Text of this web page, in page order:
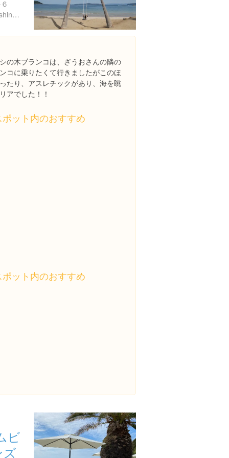
https://city-fukuoka.com/yashinokiburanko/
の木ブランコは、ざうおさんの隣の
コに乗りたくて行きましたがこのほ
たり、アスレチックがあり、海を眺
アでした！！
ポット内のおすすめ
ポット内のおすすめ
ビ